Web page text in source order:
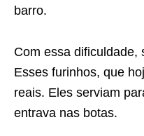
barro.
Com essa dificuldade,
Esses furinhos, que
reais. Eles serviam
entrava nas botas.